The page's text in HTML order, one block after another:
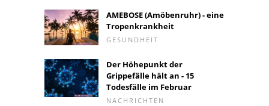
AMEBOSE (Amöbenruhr) - eine
Tropenkrankheit
GESUNDHEIT
Der Höhepunkt der
Grippefälle hält an - 15
Todesfälle im Februar
NACHRICHTEN